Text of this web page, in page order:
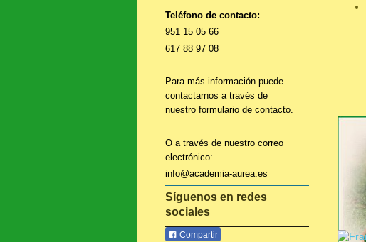
Teléfono de contacto:
951 15 05 66
617 88 97 08
Para más información puede
contactarnos a través de
nuestro formulario de contacto.
O a través de nuestro correo
electrónico:
info@academia-aurea.es
Síguenos en redes
sociales
Compartir